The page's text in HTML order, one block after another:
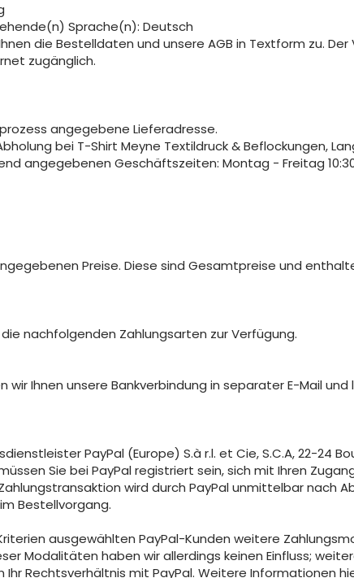
Sprache(n): Deutsch
die Bestelldaten und unsere AGB in Textform zu.
zugänglich.
angegebene Lieferadresse.
bei T-Shirt Meyne Textildruck & Beflockungen,
angegebenen Geschäftszeiten: Montag - Freitag 10:30
Preise. Diese sind Gesamtpreise und
nachfolgenden Zahlungsarten zur Verfügung.
wir Ihnen unsere Bankverbindung in separater E-Mail
PayPal (Europe) S.à r.l. et Cie, S.C.A, 22-24
Sie bei PayPal registriert sein, sich mit Ihren
wird durch PayPal unmittelbar nach
Bestellvorgang.
ausgewählten PayPal-Kunden weitere
Modalitäten haben wir allerdings keinen Einfluss;
Rechtsverhältnis mit PayPal. Weitere Informationen